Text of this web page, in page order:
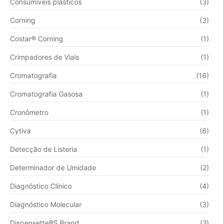
Corning (3)
Costar® Corning (1)
Crimpadores de Vials (1)
Cromatografia (16)
Cromatografia Gasosa (1)
Cronômetro (1)
Cytiva (6)
Detecção de Listeria (1)
Determinador de Umidade (2)
Diagnóstico Clínico (4)
Diagnóstico Molecular (3)